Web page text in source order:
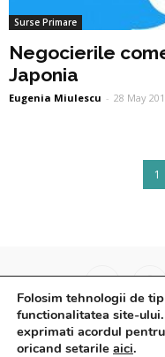
Surse Primare
Negocierile
Japonia
Eugenia Miulescu - 28 May
1
Surse Primare
Folosim tehnologii de tip
functionalitatea site-
exprimati acordul
oricand setarile aici.